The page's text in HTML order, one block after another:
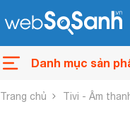
Danh mục sản
Trang chủ Tivi - Âm